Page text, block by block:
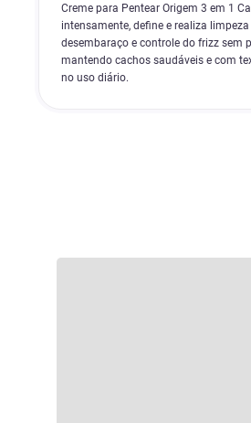
Creme para Pentear Origem 3 em 1
intensamente, define e realiza
desembaraço e controle do frizz sem
mantendo cachos saudáveis e com
no uso diário.